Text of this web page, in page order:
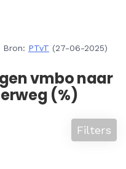
Bron: PTvT (27-06-2025)
vmbo naar
(%)
Filters